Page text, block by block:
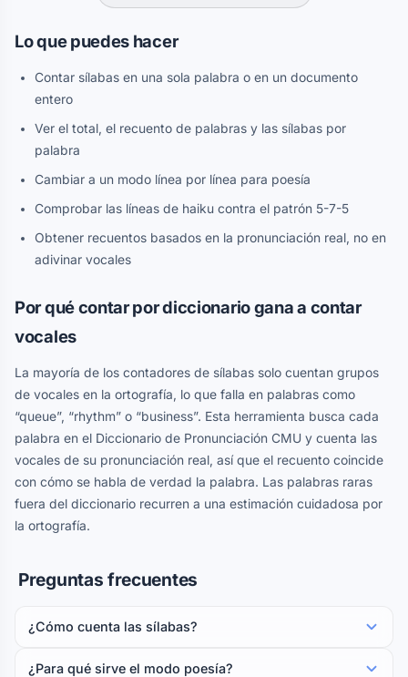
Lo que puedes hacer
Contar sílabas en una sola palabra o en un documento
entero
Ver el total, el recuento de palabras y las sílabas por
palabra
Cambiar a un modo línea por línea para poesía
Comprobar las líneas de haiku contra el patrón 5-7-5
Obtener recuentos basados en la pronunciación real, no en
adivinar vocales
Por qué contar por diccionario gana a contar
vocales
La mayoría de los contadores de sílabas solo cuentan grupos
de vocales en la ortografía, lo que falla en palabras como
“queue”, “rhythm” o “business”. Esta herramienta busca cada
palabra en el Diccionario de Pronunciación CMU y cuenta las
vocales de su pronunciación real, así que el recuento coincide
con cómo se habla de verdad la palabra. Las palabras raras
fuera del diccionario recurren a una estimación cuidadosa por
la ortografía.
Preguntas frecuentes
¿Cómo cuenta las sílabas?
¿Para qué sirve el modo poesía?